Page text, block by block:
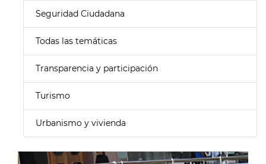
Seguridad Ciudadana
Todas las temáticas
Transparencia y participación
Turismo
Urbanismo y vivienda